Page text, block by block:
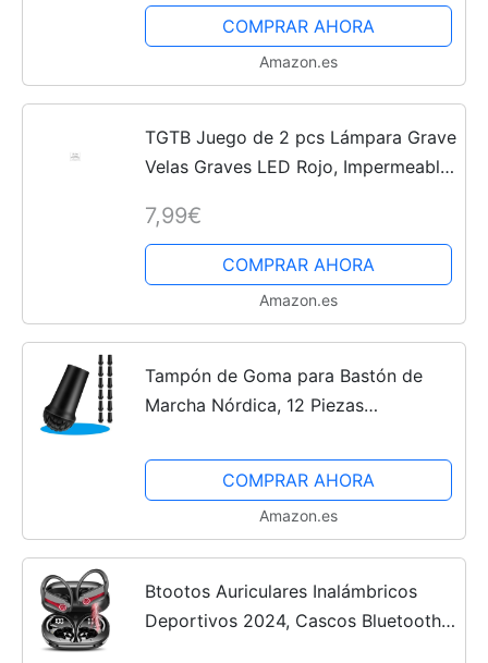
Plantas, para el...COMPRAR AHORA
Amazon.es
TGTB Juego de 2 pcs Lámpara Grave
Velas Graves LED Rojo, Impermeable,
Centelleante, color rojo – Duración
hasta aprox 180 Días...
7,99€
COMPRAR AHORA
Amazon.es
Tampón de Goma para Bastón de
Marcha Nórdica, 12 Piezas
Senderismo, Topes de Goma para
Bastones de Marcha Nórdica para...
COMPRAR AHORA
Amazon.es
Btootos Auriculares Inalámbricos
Deportivos 2024, Cascos Bluetooth